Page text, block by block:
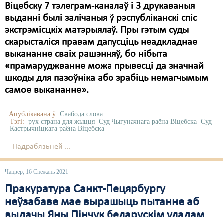
Віцебску 7 тэлеграм-каналаў і 3 друкаваныя
выданні былі залічаныя ў рэспубліканскі спіс
экстрэмісцкіх матэрыялаў. Пры гэтым суды
скарысталіся правам дапусціць неадкладнае
выкананне сваіх рашэнняў, бо нібыта
«прамаруджванне можа прывесці да значнай
шкоды для пазоўніка або зрабіць немагчымым
самое выкананне».
Апублікавана ў Свабода слова
Тэгі: рух страна для жыцця Суд Чыгуначнага раёна Віцебска Суд
Кастрычніцкага раёна Віцебска
Падрабязьней ...
Чацвер, 16 Снежань 2021
Пракуратура Санкт-Пецярбургу
неўзабаве мае вырашыць пытанне аб